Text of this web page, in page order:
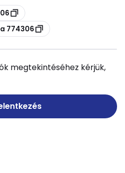
774306
megtekintéséhez kérjük,